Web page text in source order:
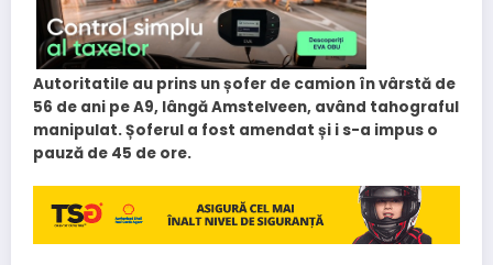
Autoritatile au prins un șofer de camion în vârstă de
56 de ani pe A9, lângă Amstelveen, având tahograful
manipulat. Șoferul a fost amendat și i s-a impus o
pauză de 45 de ore.